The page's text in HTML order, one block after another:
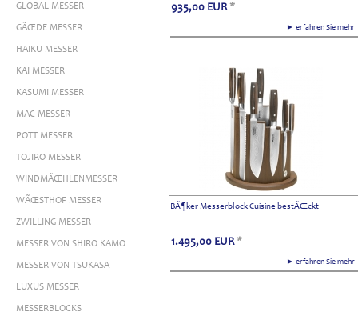
GLOBAL MESSER
GÃŒDE MESSER
HAIKU MESSER
KAI MESSER
KASUMI MESSER
MAC MESSER
POTT MESSER
TOJIRO MESSER
WINDMÃŒHLENMESSER
WÃŒSTHOF MESSER
ZWILLING MESSER
MESSER VON SHIRO KAMO
MESSER VON TSUKASA
LUXUS MESSER
MESSERBLOCKS
► erfahren Sie
935,00 EUR *
BÃ¶ker Messerblock Cuisine bestÃŒckt
► erfahren Sie
1.495,00 EUR *